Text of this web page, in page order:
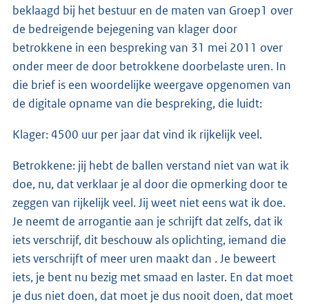
beklaagd bij het bestuur en de maten van Groep1 over
de bedreigende bejegening van klager door
betrokkene in een bespreking van 31 mei 2011 over
onder meer de door betrokkene doorbelaste uren. In
die brief is een woordelijke weergave opgenomen van
de digitale opname van die bespreking, die luidt:
Klager: 4500 uur per jaar dat vind ik rijkelijk veel.
Betrokkene: jij hebt de ballen verstand niet van wat ik
doe, nu, dat verklaar je al door die opmerking door te
zeggen van rijkelijk veel. Jij weet niet eens wat ik doe.
Je neemt de arrogantie aan je schrijft dat zelfs, dat ik
iets verschrijf, dit beschouw als oplichting, iemand die
iets verschrijft of meer uren maakt dan . Je beweert
iets, je bent nu bezig met smaad en laster. En dat moet
je dus niet doen, dat moet je dus nooit doen, dat moet